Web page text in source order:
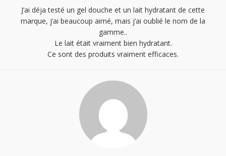
J’ai déja testé un gel douche et un lait hydratant de cette
marque, j’ai beaucoup aimé, mais j’ai oublié le nom de la
gamme..
Le lait était vraiment bien hydratant.
Ce sont des produits vraiment efficaces.